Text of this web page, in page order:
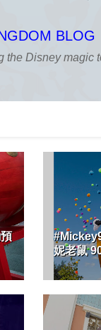
BLOG
the Disney magic
妮老鼠